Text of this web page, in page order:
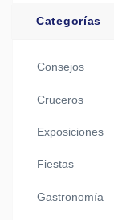
Categorías
Consejos
Cruceros
Exposiciones
Fiestas
Gastronomía